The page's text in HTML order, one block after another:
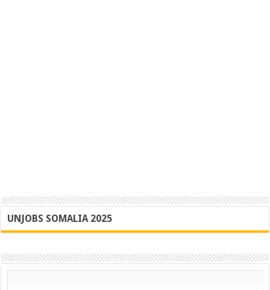
UNJOBS SOMALIA 2025